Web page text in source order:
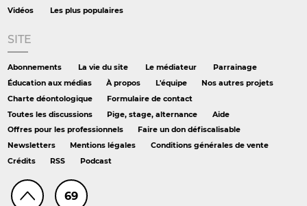
69
Vidéos
Les plus populaires
SITE
Abonnements La vie du site Le médiateur
Parrainage
Éducation aux médias
À propos L'équipe
Nos autres projets
Charte déontologique
Formulaire de contact
Toutes les discussions
Pige, stage, alternance
Aide
Offres pour les professionnels
Faire un don défiscalisable
Newsletters
Mentions légales
Conditions générales de vente
Crédits
RSS Podcast